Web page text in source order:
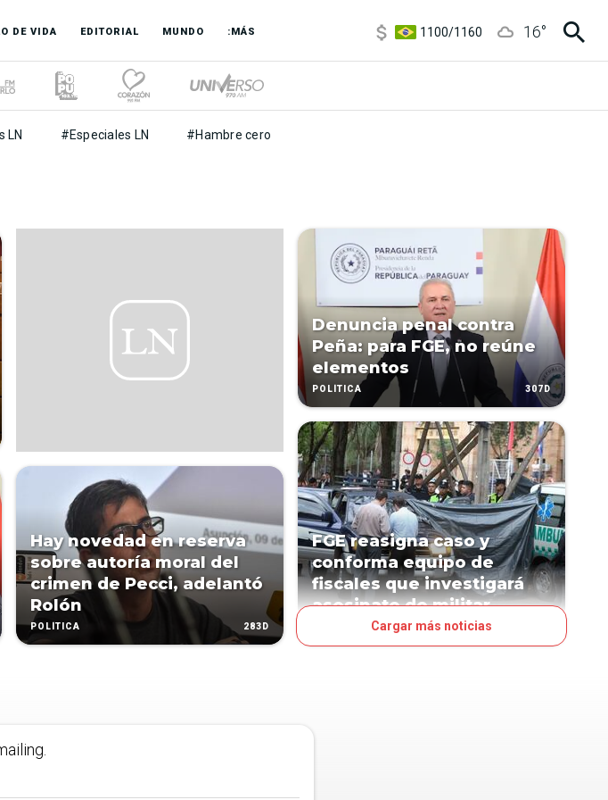
DE VIDA EDITORIAL MUNDO :MÁS
1100/1160
16°
LN #Especiales LN #Hambre cero
Hay novedad en reserva
sobre autoría moral del
crimen de Pecci, adelantó
Rolón
POLÍTICA 283D
Denuncia penal contra
Peña: para FGE, no reúne
elementos
POLÍTICA 307D
FGE reasigna caso y
conforma equipo de
fiscales que investigará
asesinato de militar
Cargar más noticias